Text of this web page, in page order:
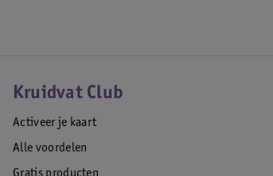
Kruidvat Club
Activeer je kaart
Alle voordelen